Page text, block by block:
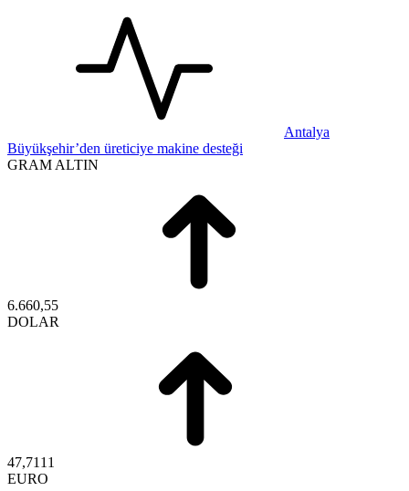
Antalya
Büyükşehir’den üreticiye makine desteği
GRAM ALTIN
6.660,55
DOLAR
47,7111
EURO